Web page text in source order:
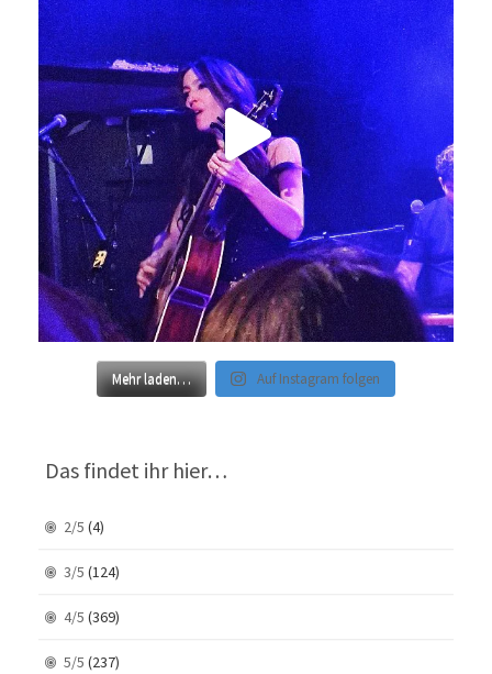
Mehr laden… Auf Instagram folgen
Das findet ihr hier…
2/5 (4)
3/5 (124)
4/5 (369)
5/5 (237)